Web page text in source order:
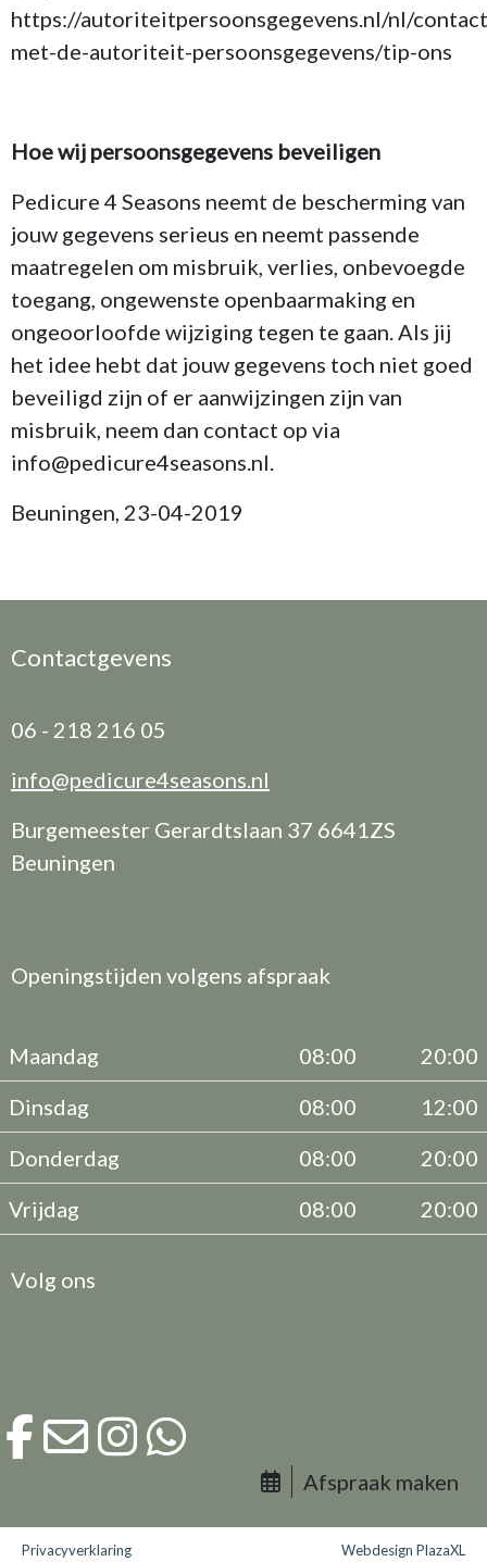
https://autoriteitpersoonsgegevens.nl/nl/
met-de-autoriteit-persoonsgegevens/tip-ons
Hoe wij persoonsgegevens beveiligen
Pedicure 4 Seasons neemt de bescherming van
jouw gegevens serieus en neemt passende
maatregelen om misbruik, verlies, onbevoegde
toegang, ongewenste openbaarmaking en
ongeoorloofde wijziging tegen te gaan. Als jij
het idee hebt dat jouw gegevens toch niet goed
beveiligd zijn of er aanwijzingen zijn van
misbruik, neem dan contact op via
info@pedicure4seasons.nl.
Beuningen, 23-04-2019
Contactgevens
06 - 218 216 05
info@pedicure4seasons.nl
Burgemeester Gerardtslaan 37 6641ZS
Beuningen
Openingstijden volgens afspraak
Maandag 08:00
20:00
Dinsdag
08:00
12:00
Donderdag
08:00
20:00
Vrijdag
08:00 20:00
Volg ons
Afspraak maken
Privacyverklaring Webdesign PlazaXL